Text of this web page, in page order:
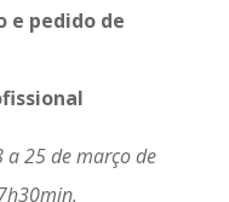
e pedido de
a 25 de março de